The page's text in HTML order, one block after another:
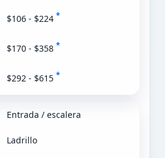
$106 - $224 *
$170 - $358 *
$292 - $615 *
Entrada / escalera
Ladrillo